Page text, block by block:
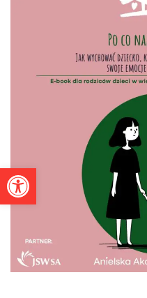
Otwórz pasek